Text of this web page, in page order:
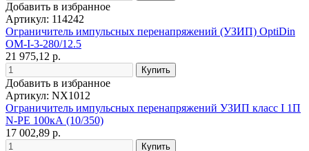
Добавить в избранное
Артикул: 114242
Ограничитель импульсных перенапряжений (УЗИП) OptiDin
OM-I-3-280/12.5
21 975,12 р.
Добавить в избранное
Артикул: NX1012
Ограничитель импульсных перенапряжений УЗИП класс I 1П
N-PE 100кА (10/350)
17 002,89 р.